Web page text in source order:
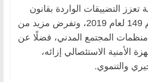
تعزز التضييقات الواردة بقانون
العمل الأهلي رقم 149 لعام 2019، وتفرض مزيد من
المجتمع المدني، فضلًا عن
الأمنية الاستئصالي إزائه،
والتنموي.